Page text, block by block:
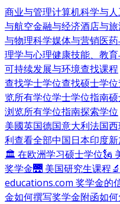
商业与管理计算机科学与
与航空金融与经济酒店与
与物理科学媒体与营销医
理学与心理健康技能、教
可持续发展与环境查找课程
查找学士学位查找硕士学位
览所有学位学士学位指南
浏览所有学位指南探索学位
美國英国德国意大利法国
利查看全部中国日本印度
🏛 在欧洲学习硕士学位🗽
奖学金🌉 美国研究生课程
educations.com 奖学金的
金如何撰写奖学金附函如